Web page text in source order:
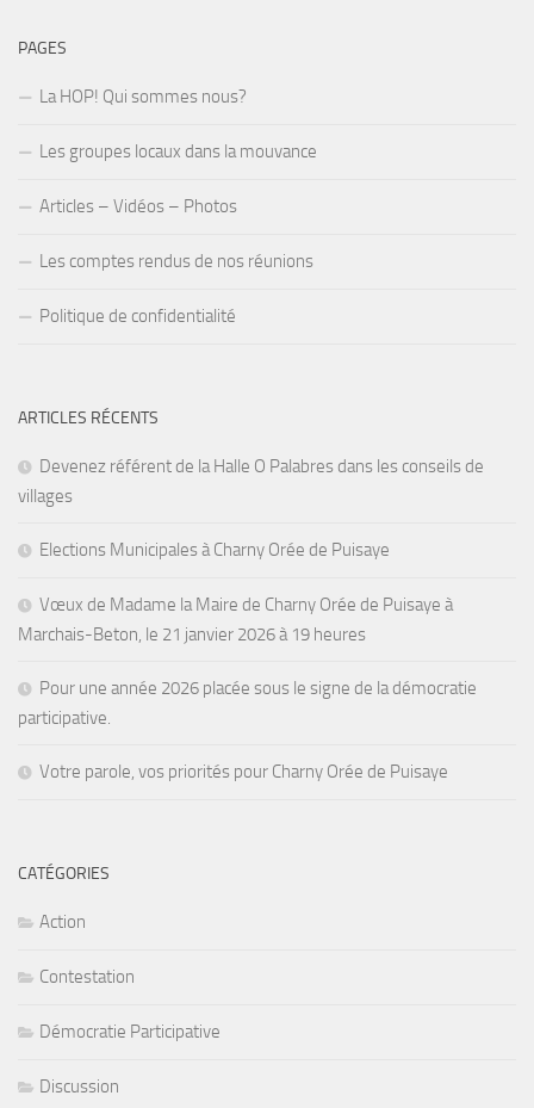
PAGES
La HOP! Qui sommes nous?
Les groupes locaux dans la mouvance
Articles – Vidéos – Photos
Les comptes rendus de nos réunions
Politique de confidentialité
ARTICLES RÉCENTS
Devenez référent de la Halle O Palabres dans les conseils de
villages
Elections Municipales à Charny Orée de Puisaye
Vœux de Madame la Maire de Charny Orée de Puisaye à
Marchais-Beton, le 21 janvier 2026 à 19 heures
Pour une année 2026 placée sous le signe de la démocratie
participative.
Votre parole, vos priorités pour Charny Orée de Puisaye
CATÉGORIES
Action
Contestation
Démocratie Participative
Discussion